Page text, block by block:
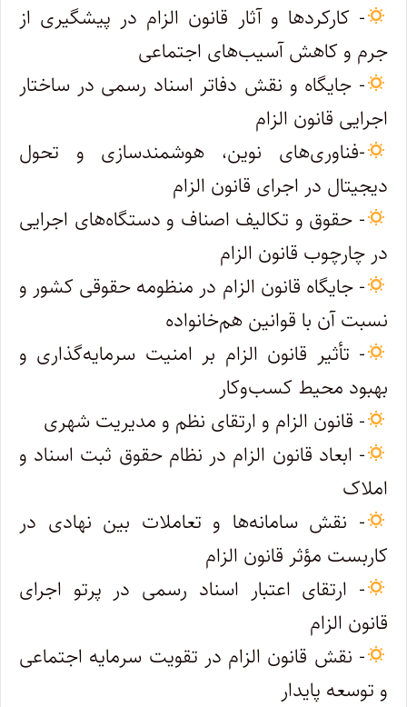
- کارکردها و آثار قانون الزام در پیشگیری از
جرم و کاهش آسیب‌های اجتماعی
- جایگاه و نقش دفاتر اسناد رسمی در ساختار
اجرایی قانون الزام
-فناوری‌های نوین، هوشمندسازی و تحول
دیجیتال در اجرای قانون الزام
- حقوق و تکالیف اصناف و دستگاه‌های اجرایی
در چارچوب قانون الزام
- جایگاه قانون الزام در منظومه حقوقی کشور و
نسبت آن با قوانین هم‌خانواده
- تأثیر قانون الزام بر امنیت سرمایه‌گذاری و
بهبود محیط کسب‌وکار
- قانون الزام و ارتقای نظم و مدیریت شهری
- ابعاد قانون الزام در نظام حقوق ثبت اسناد و
املاک
- نقش سامانه‌ها و تعاملات بین نهادی در
کاربست مؤثر قانون الزام
- ارتقای اعتبار اسناد رسمی در پرتو اجرای
قانون الزام
- نقش قانون الزام در تقویت سرمایه اجتماعی
و توسعه پایدار